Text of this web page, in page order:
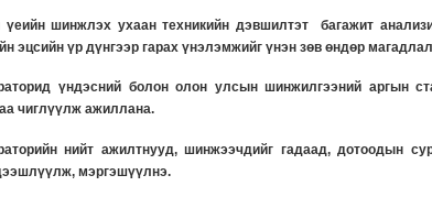
шинжлэх ухаан техникийн дэвшилтэт багажит
эцсийн үр дүнгээр гарах үнэлэмжийг үнэн зөв өндөр
үндэсний болон олон улсын шинжилгээний аргын
чиглүүлж ажиллана.
нийт ажилтнууд, шинжээчдийг гадаад, дотоодын
мэргэшүүлнэ.